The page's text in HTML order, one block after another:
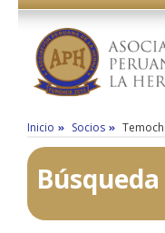
Inicio Socios